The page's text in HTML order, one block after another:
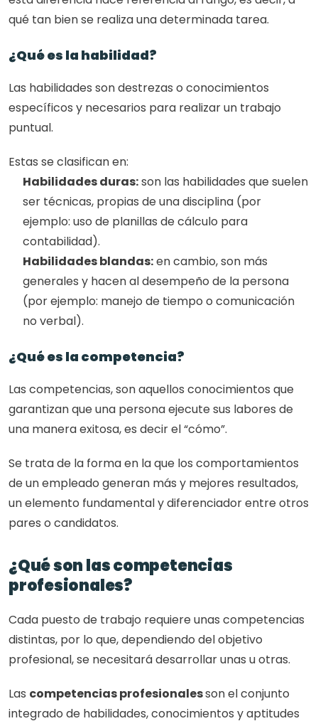
qué tan bien se realiza una determinada tarea.
¿Qué es la habilidad?
Las habilidades son destrezas o conocimientos
específicos y necesarios para realizar un trabajo
puntual.
Estas se clasifican en:
Habilidades duras: son las habilidades que suelen
ser técnicas, propias de una disciplina (por
ejemplo: uso de planillas de cálculo para
contabilidad).
Habilidades blandas: en cambio, son más
generales y hacen al desempeño de la persona
(por ejemplo: manejo de tiempo o comunicación
no verbal).
¿Qué es la competencia?
Las competencias, son aquellos conocimientos que
garantizan que una persona ejecute sus labores de
una manera exitosa, es decir el “cómo”.
Se trata de la forma en la que los comportamientos
de un empleado generan más y mejores resultados,
un elemento fundamental y diferenciador entre otros
pares o candidatos.
¿Qué son las competencias
profesionales?
Cada puesto de trabajo requiere unas competencias
distintas, por lo que, dependiendo del objetivo
profesional, se necesitará desarrollar unas u otras.
Las competencias profesionales son el conjunto
integrado de habilidades, conocimientos y aptitudes